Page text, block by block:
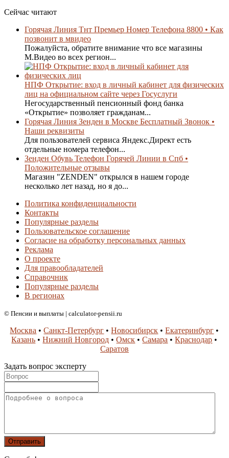
Сейчас читают
Горячая Линия Тнт Премьер Номер Телефона 8800 • Как
позвонит в мвидео
Пожалуйста, обратите внимание что все магазины
М.Видео во всех регион...
НПФ Открытие: вход в личный кабинет для физических
лиц на официальном сайте через Госуслуги
Негосударственный пенсионный фонд банка
«Открытие» позволяет гражданам...
Горячая Линия Зенден в Москве Бесплатный Звонок •
Наши реквизиты
Для пользователей сервиса Яндекс.Директ есть
отдельные номера телефон...
Зенден Обувь Телефон Горячей Линии в Спб •
Положительные отзывы
Магазин "ZENDEN" открылся в нашем городе
несколько лет назад, но я до...
Политика конфиденциальности
Контакты
Популярные разделы
Пользовательское соглашение
Согласие на обработку персональных данных
Реклама
О проекте
Для правообладателей
Справочник
Популярные разделы
В регионах
© Пенсии и выплаты | calculator-pensii.ru
Москва •Санкт-Петербург •Новосибирск •Екатеринбург •
Казань •Нижний Новгород •Омск •Самара •Краснодар •
Саратов
Задать вопрос эксперту